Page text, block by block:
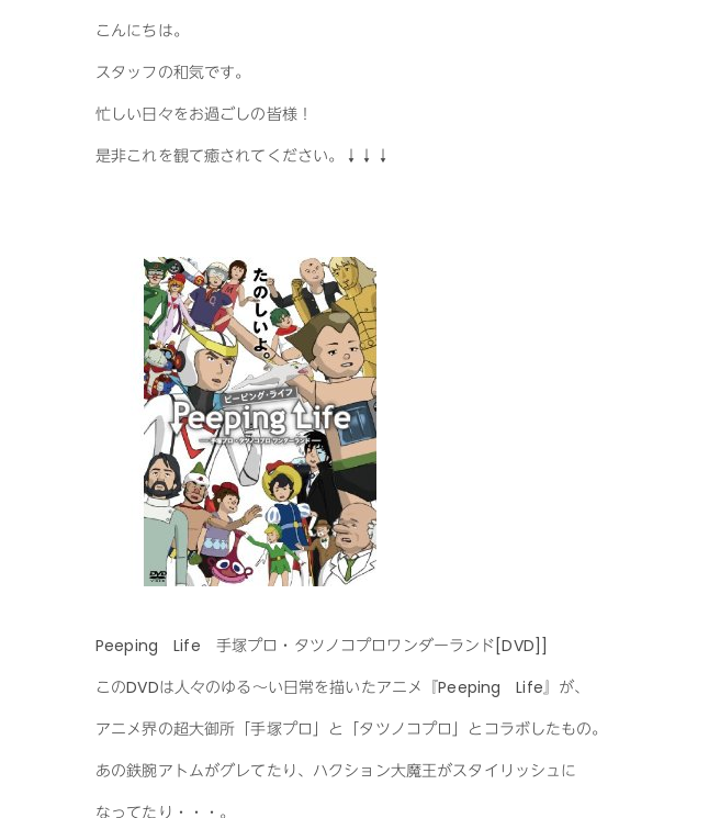
こんにちは。
スタッフの和気です。
忙しい日々をお過ごしの皆様！
是非これを観て癒されてください。↓↓↓
Peeping Life 手塚プロ・タツノコプロワンダーランド[DVD]]
このDVDは人々のゆる～い日常を描いたアニメ『Peeping Life』が、
アニメ界の超大御所「手塚プロ」と「タツノコプロ」とコラボしたもの。
あの鉄腕アトムがグレてたり、ハクション大魔王がスタイリッシュに
なってたり・・・。